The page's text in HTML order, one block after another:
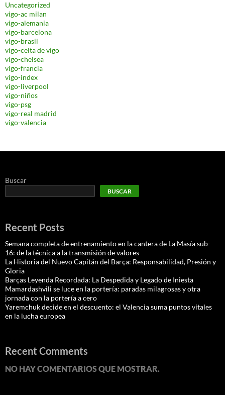
Uncategorized
vigo-ac milan
vigo-alemania
vigo-barcelona
vigo-brasil
vigo-celta de vigo
vigo-chelsea
vigo-francia
vigo-index
vigo-liverpool
vigo-niños
vigo-psg
vigo-real madrid
vigo-valencia
Buscar
BUSCAR
Recent Posts
Semana completa de entrenamiento en la cantera de La Masía sub-
16: de la técnica a la transmisión de valores
La Historia del Nuevo Capitán del Barça: Responsabilidad, Presión y
Gloria
Barças Leyenda Recordada: La Despedida y Legado de Iniesta
Mamardashvili se luce en la portería: paradas milagrosas y otra
jornada con la portería a cero
Yaremchuk decide en el descuento: el Valencia suma puntos vitales
en la lucha europea
Recent Comments
NO HAY COMENTARIOS QUE MOSTRAR.